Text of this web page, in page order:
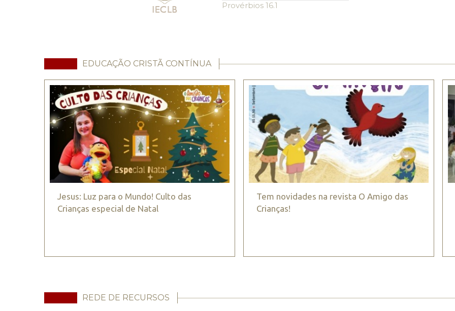
Provérbios 16.1
EDUCAÇÃO CRISTÃ CONTÍNUA
Jesus: Luz para o Mundo! Culto das
Crianças especial de Natal
Tem novidades na revista O Amigo das
Crianças!
REDE DE RECURSOS